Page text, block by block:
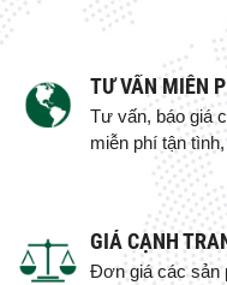
TƯ VẤN MIỄN
Tư vấn, báo giá
miễn phí tận
GIÁ CẠNH
Đơn giá các sản